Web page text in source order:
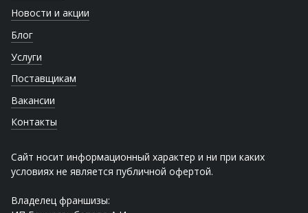
Новости и акции
Блог
Услуги
Поставщикам
Вакансии
Контакты
Сайт носит информационный характер и ни при каких
условиях не является публичной офертой.
Владелец франшизы: